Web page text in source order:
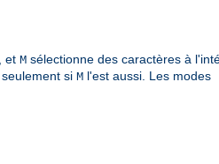
et M sélectionne des caractères à
si M l'est aussi. Les modes